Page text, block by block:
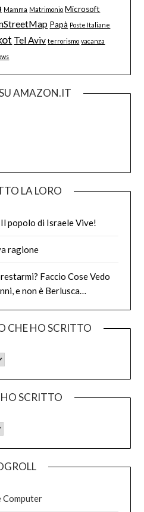
Mamma Matrimonio Microsoft
Papà Poste Italiane
Tel Aviv terrorismo vacanza
AMAZON.IT
LA LORO
popolo di Israele Vive!
ragione
Faccio Cose Vedo
e non è Berlusca…
CHE HO SCRITTO
SCRITTO
Computer